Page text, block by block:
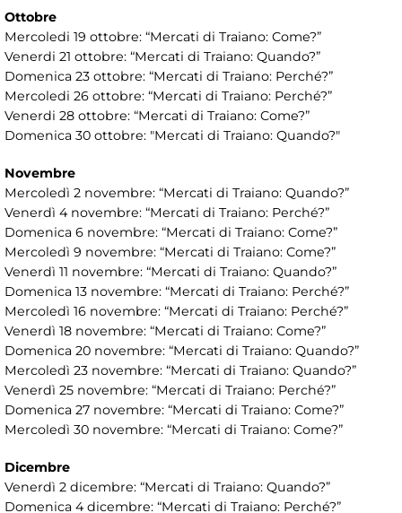
Ottobre
Mercoledi 19 ottobre: “Mercati di Traiano: Come?”
Venerdi 21 ottobre: “Mercati di Traiano: Quando?”
Domenica 23 ottobre: “Mercati di Traiano: Perché?”
Mercoledi 26 ottobre: “Mercati di Traiano: Perché?”
Venerdi 28 ottobre: “Mercati di Traiano: Come?”
Domenica 30 ottobre: "Mercati di Traiano: Quando?"
Novembre
Mercoledì 2 novembre: “Mercati di Traiano: Quando?”
Venerdì 4 novembre: “Mercati di Traiano: Perché?”
Domenica 6 novembre: “Mercati di Traiano: Come?”
Mercoledì 9 novembre: “Mercati di Traiano: Come?”
Venerdì 11 novembre: “Mercati di Traiano: Quando?”
Domenica 13 novembre: “Mercati di Traiano: Perché?”
Mercoledì 16 novembre: “Mercati di Traiano: Perché?”
Venerdì 18 novembre: “Mercati di Traiano: Come?”
Domenica 20 novembre: “Mercati di Traiano: Quando?”
Mercoledì 23 novembre: “Mercati di Traiano: Quando?”
Venerdì 25 novembre: “Mercati di Traiano: Perché?”
Domenica 27 novembre: “Mercati di Traiano: Come?”
Mercoledì 30 novembre: “Mercati di Traiano: Come?”
Dicembre
Venerdì 2 dicembre: “Mercati di Traiano: Quando?”
Domenica 4 dicembre: “Mercati di Traiano: Perché?”